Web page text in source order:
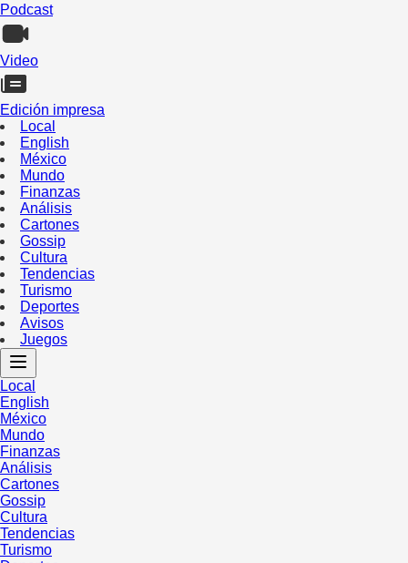
Podcast
Video
Edición impresa
Local
English
México
Mundo
Finanzas
Análisis
Cartones
Gossip
Cultura
Tendencias
Turismo
Deportes
Avisos
Juegos
Local
English
México
Mundo
Finanzas
Análisis
Cartones
Gossip
Cultura
Tendencias
Turismo